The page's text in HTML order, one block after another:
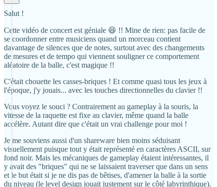
Salut !
Cette vidéo de concert est géniale 😆 !! Mine de rien: pas facile de
se coordonner entre musiciens quand un morceau contient
davantage de silences que de notes, surtout avec des changements
de mesures et de tempo qui viennent souligner ce comportement
aléatoire de la balle, c'est magique !!
C'était chouette les casses-briques ! Et comme quasi tous les jeux à
l'époque, j'y jouais... avec les touches directionnelles du clavier !!
Vous voyez le souci ? Contrairement au gameplay à la souris, la
vitesse de la raquette est fixe au clavier, même quand la balle
accélère. Autant dire que c'était un vrai challenge pour moi !
Je me souviens aussi d'un shareware bien moins séduisant
visuellement puisque tout y était représenté en caractères ASCII, sur
fond noir. Mais les mécaniques de gameplay étaient intéressantes, il
y avait des "briques" qui ne se laissaient traverser que dans un sens
et le but était si je ne dis pas de bêtises, d'amener la balle à la sortie
du niveau (le level design jouait justement sur le côté labyrinthique).